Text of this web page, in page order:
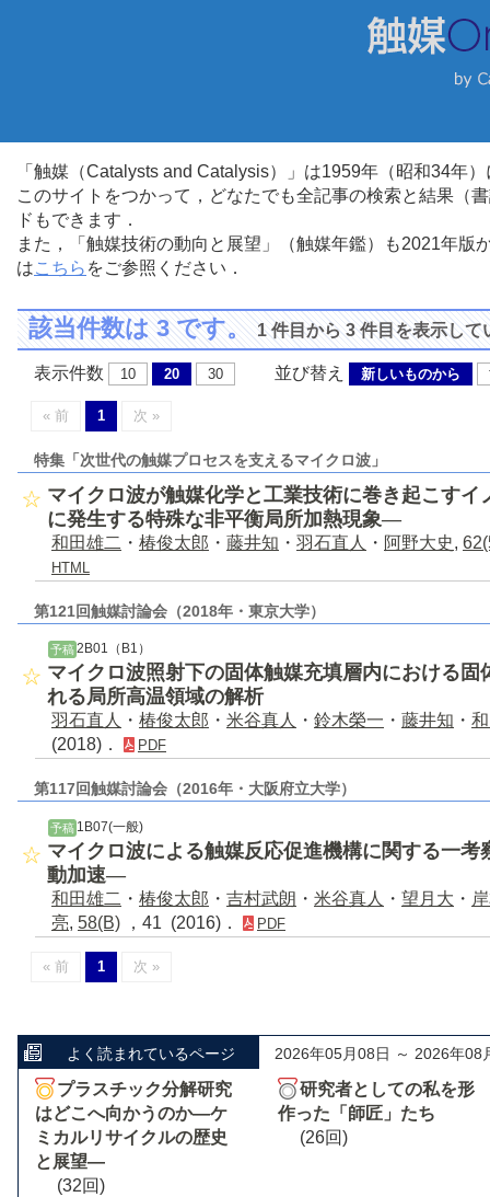
「触媒（Catalysts and Catalysis）」は1959年（昭和34年
このサイトをつかって，どなたでも全記事の検索と結果（
ドもできます．
また，「触媒技術の動向と展望」（触媒年鑑）も2021年
はこちら をご参照ください．
該当件数は 3 です。1 件目から 3 件目を表示して
表示件数 10 20 30 並び替え 新しいものから
« 前 1 次 »
特集「次世代の触媒プロセスを支えるマイクロ波」
マイクロ波が触媒化学と工業技術に巻き起こす
に発生する特殊な非平衡局所加熱現象—
和田雄二 ・ 椿俊太郎 ・ 藤井知 ・ 羽石直人 ・ 阿野大史,
HTML
第121回触媒討論会（2018年・東京大学）
予稿 2B01（B1）
マイクロ波照射下の固体触媒充填層内における
れる局所高温領域の解析
羽石直人 ・ 椿俊太郎 ・ 米谷真人 ・ 鈴木榮一 ・ 藤井知 ・
(2018)．
PDF
第117回触媒討論会（2016年・大阪府立大学）
予稿 1B07(一般)
マイクロ波による触媒反応促進機構に関する一
動加速―
和田雄二 ・ 椿俊太郎 ・ 吉村武朗 ・ 米谷真人 ・ 望月大 ・
亮, 58(B) ，41 (2016)． PDF
« 前 1 次 »
よく読まれているページ 2026年05月08日 ～ 2026年08
プラスチック分解研究
はどこへ向かうのか―ケ
ミカルリサイクルの歴史
と展望―
(32回)
研究者としての私を形
作った「師匠」たち
(26回)